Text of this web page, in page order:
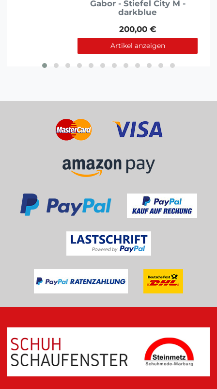
Gabor - Stiefel City M -
darkblue
200,00 €
Artikel anzeigen